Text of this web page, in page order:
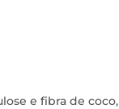
e fibra de coco,